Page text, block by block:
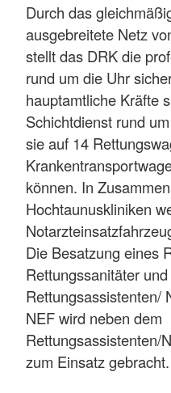
Durch das
ausgebreitete Netz
stellt das DRK die
rund um die Uhr
hauptamtliche Kräfte
Schichtdienst rund
sie auf 14
können. In
Hochtaunuskliniken
Die Besatzung eines
Rettungssanitäter
Rettungsassistenten/
NEF wird neben dem
Rettungsassistenten/
zum Einsatz gebracht.